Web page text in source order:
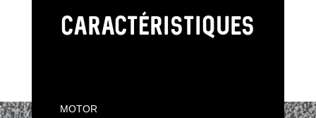
CARACTÉRISTIQUES
MOTOR